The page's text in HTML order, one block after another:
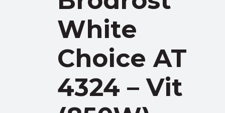
White
Choice AT
4324 – Vit